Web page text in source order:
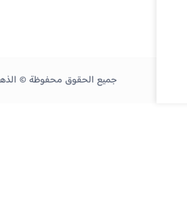
جميع الحقوق محفوظة © الذهب الآن 2026